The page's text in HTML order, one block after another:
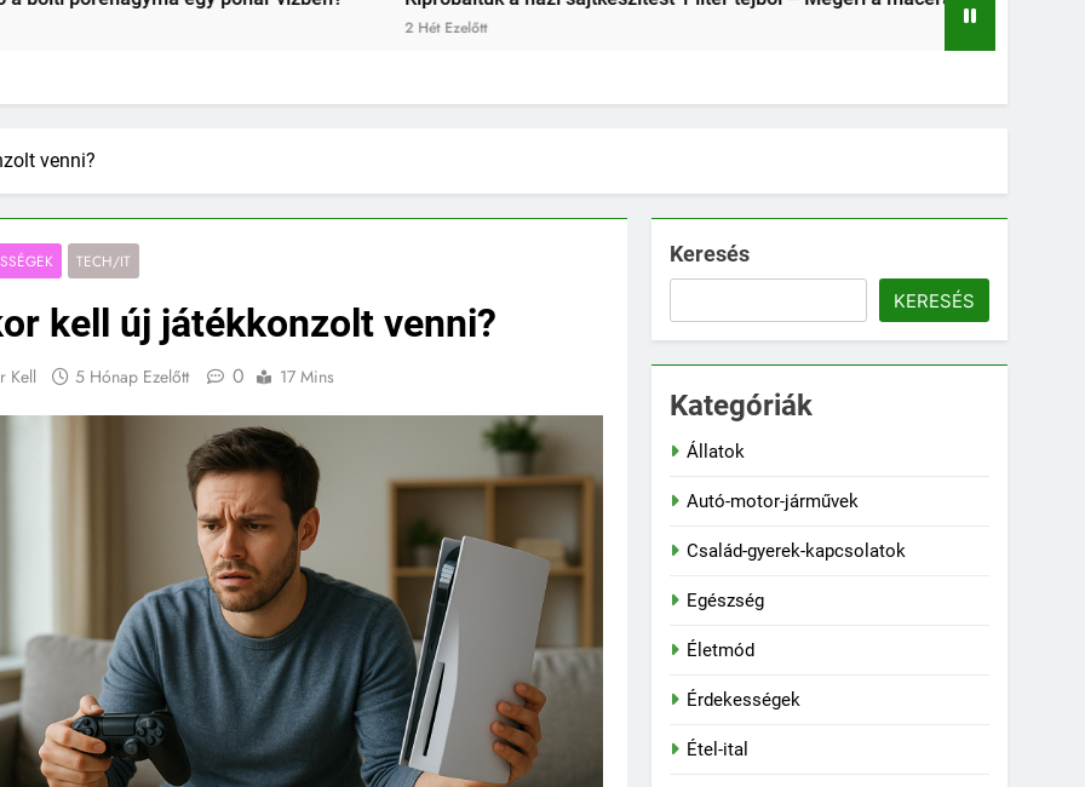
venni?
TECH/IT
kell új játékkonzolt venni?
Kell 5 Hónap Ezelőtt 0 17 Mins
Keresés
KERESÉS
Kategóriák
Állatok
Autó-motor-járművek
Család-gyerek-kapcsolatok
Egészség
Életmód
Érdekességek
Étel-ital